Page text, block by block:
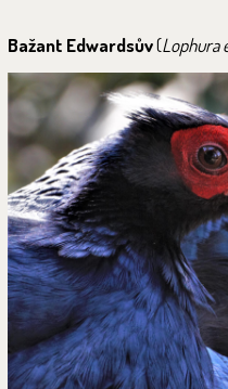
Bažant Edwardsův(Lophura